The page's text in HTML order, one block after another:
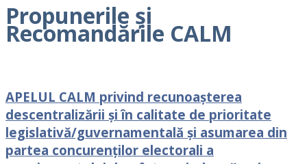
Propunerile și
Recomandările CALM
APELUL CALM privind recunoașterea
descentralizării și în calitate de prioritate
legislativă/guvernamentală și asumarea din
partea concurenților electorali a